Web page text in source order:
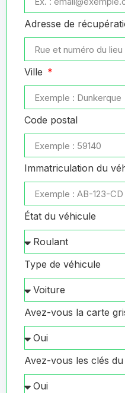
Adresse de
Ville
Code postal
Immatriculation du
État du véhicule
Type de véhicule
Avez-vous la carte
Avez-vous les clés